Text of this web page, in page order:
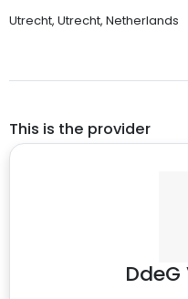
Utrecht, Utrecht, Netherlands
This is the provider